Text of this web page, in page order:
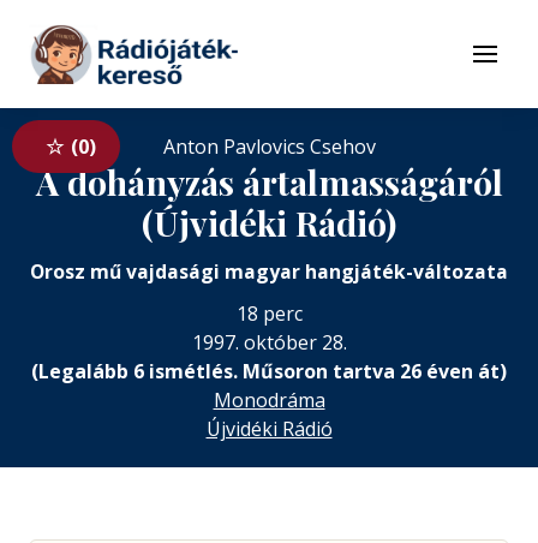
Tovább a tartalomhoz
Menü
0 Anton Pavlovics Csehov
A dohányzás ártalmasságáról
(Újvidéki Rádió)
Orosz mű vajdasági magyar hangjáték-változata
18 perc
1997. október 28.
(Legalább 6 ismétlés. Műsoron tartva 26 éven át)
Monodráma
Újvidéki Rádió